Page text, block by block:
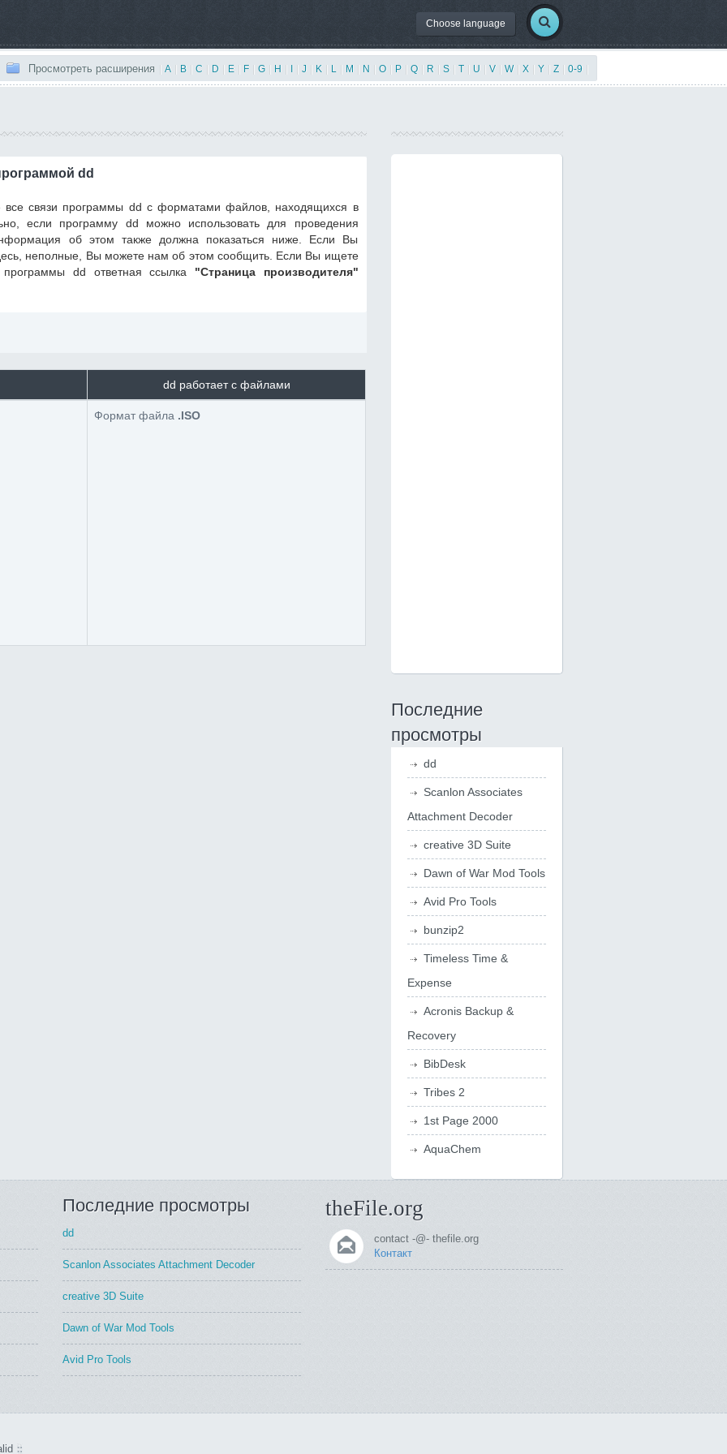
Choose language
Просмотреть расширения A B C D E F G H J K L M N O P Q R S T U V W| X Y Z 0-9
dd
связи программы dd с форматами файлов, находящихся в
если программу dd можно использовать для проведения
об этом также должна показаться ниже. Если Вы
неполные, Вы можете нам об этом сообщить. Если Вы ищете
dd ответная ссылка "Страница производителя"
dd работает с файлами
Формат файла .ISO
Последние
просмотры
dd
Scanlon Associates
Attachment Decoder
creative 3D Suite
Dawn of War Mod Tools
Avid Pro Tools
bunzip2
Timeless Time &
Expense
Acronis Backup &
Recovery
BibDesk
Tribes 2
1st Page 2000
AquaChem
Последние просмотры
dd
Scanlon Associates Attachment Decoder
creative 3D Suite
Dawn of War Mod Tools
Avid Pro Tools
theFile.org
contact -@- thefile.org
Контакт